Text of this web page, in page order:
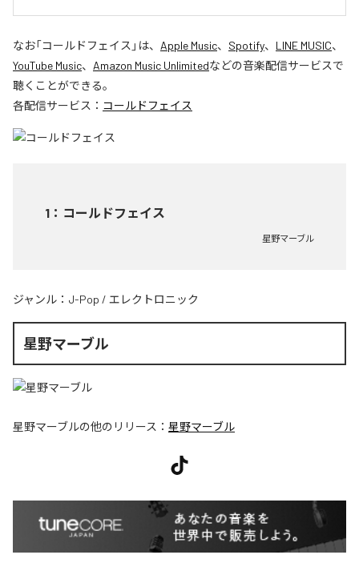
なお「コールドフェイス 」は、 Apple Music、 Spotify、 LINE MUSIC、
YouTube Music、 Amazon Music Unlimitedなどの音楽配信サービスで
聴くことができる。
各配信サービス： コールドフェイス
1 ： コールドフェイス
星野マーブル
ジャンル： J-Pop / エレクトロニック
星野マーブル
星野マーブルの他のリリース： 星野マーブル